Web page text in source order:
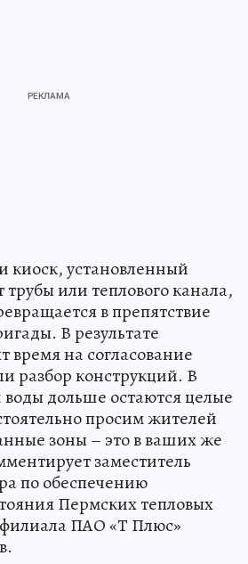
киоск, установленный
трубы или теплового канала,
в препятствие
В результате
время на согласование
разбор конструкций. В
воды дольше остаются целые
просим жителей
зоны – это в ваших же
заместитель
по обеспечению
Пермских тепловых
ПАО «Т Плюс»